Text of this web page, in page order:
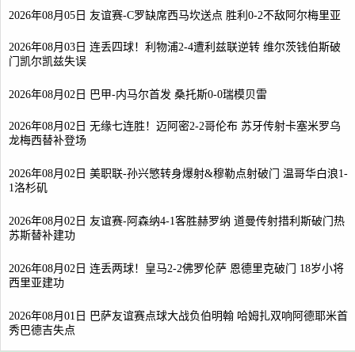
2026年08月05日 友谊赛-C罗缺席西马坎送点 胜利0-2不敌阿尔梅里亚
2026年08月03日 连丢四球！利物浦2-4遭利兹联逆转 维尔茨钱伯斯破
门凯尔凯兹失误
2026年08月02日 巴甲-内马尔首发 桑托斯0-0瑞模贝雷
2026年08月02日 无缘七连胜！迈阿密2-2哥伦布 苏牙传射卡塞米罗乌
龙梅西替补登场
2026年08月02日 美职联-孙兴慜转身爆射&穆勒点射破门 温哥华白浪1-
1洛杉矶
2026年08月02日 友谊赛-阿森纳4-1客胜赫罗纳 道曼传射措利斯破门热
苏斯替补建功
2026年08月02日 连丢两球！皇马2-2佛罗伦萨 恩德里克破门 18岁小将
西里亚建功
2026年08月01日 巴萨友谊赛点球大战负伯明翰 哈姆扎双响阿德耶米首
秀巴德吉失点